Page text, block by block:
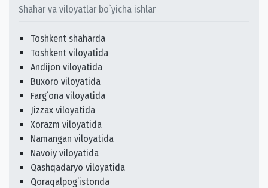
Shahar va viloyatlar bo`yicha ishlar
Toshkent shaharda
Toshkent viloyatida
Andijon viloyatida
Buxoro viloyatida
Fargʻona viloyatida
Jizzax viloyatida
Xorazm viloyatida
Namangan viloyatida
Navoiy viloyatida
Qashqadaryo viloyatida
Qoraqalpogʻistonda